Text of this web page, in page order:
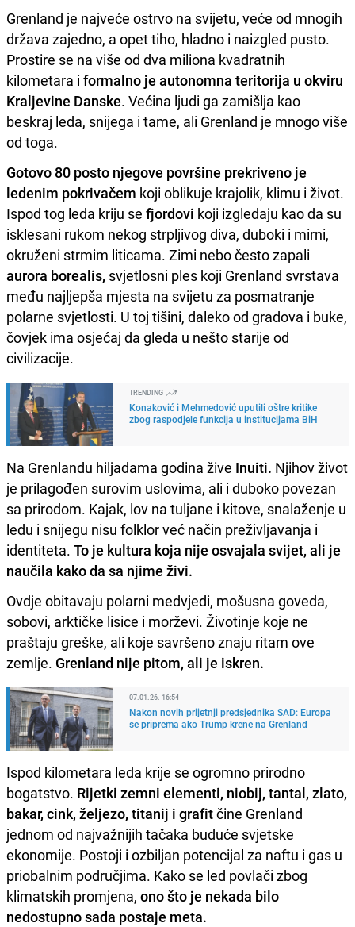
Grenland je najveće ostrvo na svijetu, veće od mnogih
država zajedno, a opet tiho, hladno i naizgled pusto.
Prostire se na više od dva miliona kvadratnih
kilometara i formalno je autonomna teritorija u okviru
Kraljevine Danske. Većina ljudi ga zamišlja kao
beskraj leda, snijega i tame, ali Grenland je mnogo više
od toga.
Gotovo 80 posto njegove površine prekriveno je
ledenim pokrivačem koji oblikuje krajolik, klimu i život.
Ispod tog leda kriju se fjordovi koji izgledaju kao da su
isklesani rukom nekog strpljivog diva, duboki i mirni,
okruženi strmim liticama. Zimi nebo često zapali
aurora borealis, svjetlosni ples koji Grenland svrstava
među najljepša mjesta na svijetu za posmatranje
polarne svjetlosti. U toj tišini, daleko od gradova i buke,
čovjek ima osjećaj da gleda u nešto starije od
civilizacije.
TRENDING
Konaković i Mehmedović uputili oštre kritike
zbog raspodjele funkcija u institucijama BiH
Na Grenlandu hiljadama godina žive Inuiti. Njihov život
je prilagođen surovim uslovima, ali i duboko povezan
sa prirodom. Kajak, lov na tuljane i kitove, snalaženje u
ledu i snijegu nisu folklor već način preživljavanja i
identiteta. To je kultura koja nije osvajala svijet, ali je
naučila kako da sa njime živi.
Ovdje obitavaju polarni medvjedi, mošusna goveda,
sobovi, arktičke lisice i morževi. Životinje koje ne
praštaju greške, ali koje savršeno znaju ritam ove
zemlje. Grenland nije pitom, ali je iskren.
07.01.26. 16:54
Nakon novih prijetnji predsjednika SAD: Europa
se priprema ako Trump krene na Grenland
Ispod kilometara leda krije se ogromno prirodno
bogatstvo. Rijetki zemni elementi, niobij, tantal, zlato,
bakar, cink, željezo, titanij i grafitčine Grenland
jednom od najvažnijih tačaka buduće svjetske
ekonomije. Postoji i ozbiljan potencijal za naftu i gas u
priobalnim područjima. Kako se led povlači zbog
klimatskih promjena, ono što je nekada bilo
nedostupno sada postaje meta.